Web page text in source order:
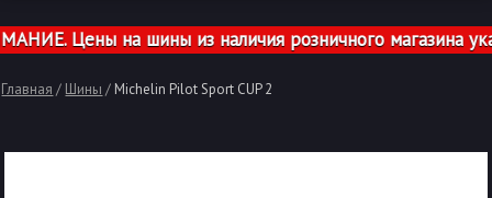
Цены на шины из наличия розничного магазина
Главная / Шины / Michelin Pilot Sport CUP 2